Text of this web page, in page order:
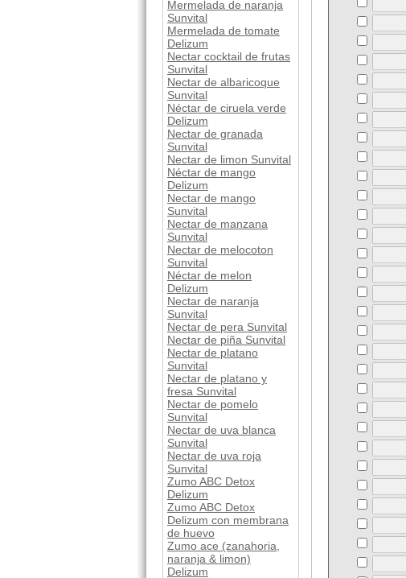
Mermelada de naranja
Sunvital
Mermelada de tomate
Delizum
Nectar cocktail de frutas
Sunvital
Nectar de albaricoque
Sunvital
Néctar de ciruela verde
Delizum
Nectar de granada
Sunvital
Nectar de limon Sunvital
Néctar de mango
Delizum
Nectar de mango
Sunvital
Nectar de manzana
Sunvital
Nectar de melocoton
Sunvital
Néctar de melon
Delizum
Nectar de naranja
Sunvital
Nectar de pera Sunvital
Nectar de piña Sunvital
Nectar de platano
Sunvital
Nectar de platano y
fresa Sunvital
Nectar de pomelo
Sunvital
Nectar de uva blanca
Sunvital
Nectar de uva roja
Sunvital
Zumo ABC Detox
Delizum
Zumo ABC Detox
Delizum con membrana
de huevo
Zumo ace (zanahoria,
naranja & limon)
Delizum